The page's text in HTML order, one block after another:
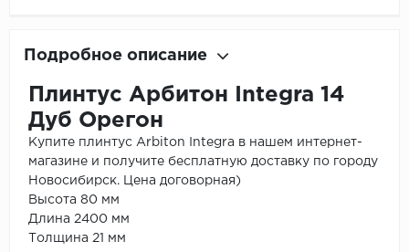
Подробное описание
Плинтус Арбитон Integra 14
Дуб Орегон
Купите плинтус Arbiton Integra в нашем интернет-
магазине и получите бесплатную доставку по городу
Новосибирск. Цена договорная)
Высота 80 мм
Длина 2400 мм
Толщина 21 мм